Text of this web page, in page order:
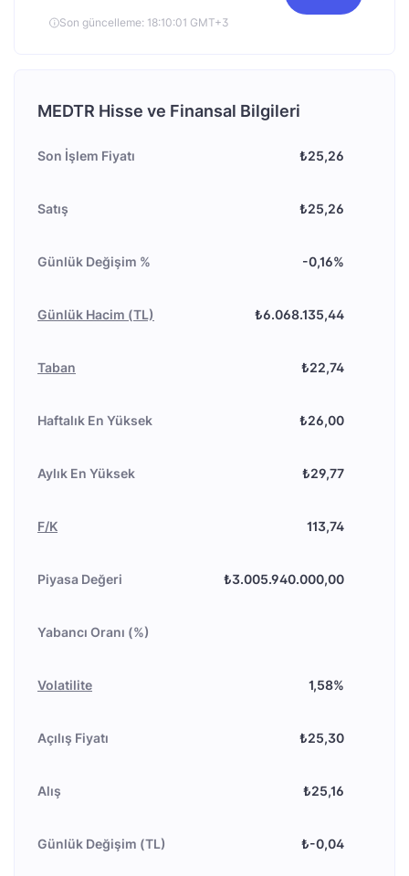
Son güncelleme: 18:10:01 GMT+3
MEDTR Hisse ve Finansal Bilgileri
Son İşlem Fiyatı ₺25,26
Satış ₺25,26
Günlük Değişim % -0,16%
Günlük Hacim (TL) ₺6.068.135,44
Taban ₺22,74
Haftalık En Yüksek ₺26,00
Aylık En Yüksek ₺29,77
F/K 113,74
Piyasa Değeri ₺3.005.940.000,00
Yabancı Oranı (%)
Volatilite 1,58%
Açılış Fiyatı ₺25,30
Alış ₺25,16
Günlük Değişim (TL) ₺-0,04